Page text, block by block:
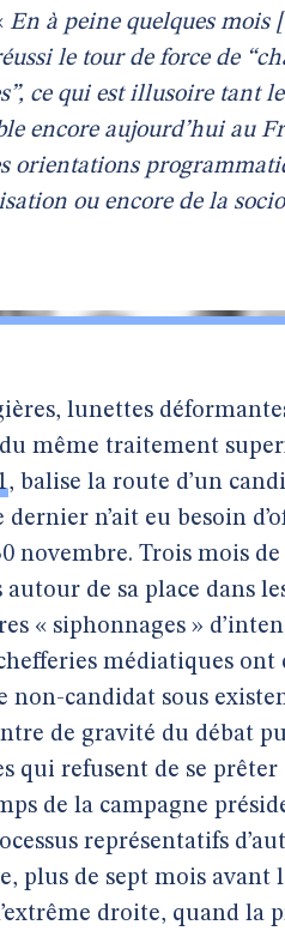
En à peine quelques mois
le tour de force de
ce qui est illusoire tant
encore aujourd’hui au
orientations
ou encore de la
lunettes
même traitement
, balise la route d’un
dernier n’ait eu besoin
novembre. Trois mois de
de sa place dans
« siphonnages »
médiatiques ont
non-candidat sous
de gravité du débat
qui refusent de se
de la campagne
représentatifs
plus de sept mois
droite, quand la